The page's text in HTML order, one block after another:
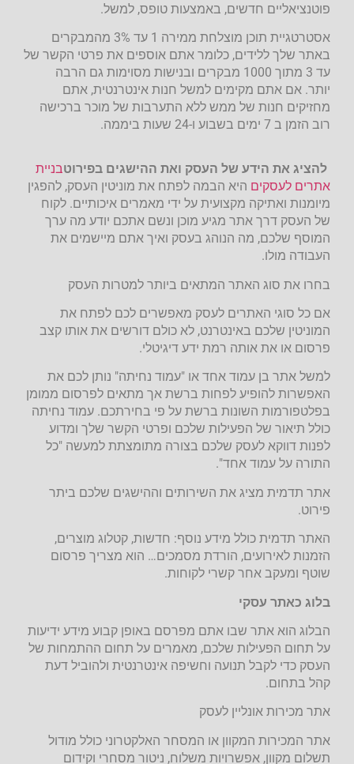
פוטנציאליים חדשים, באמצעות טופס, למשל.
אסטרטגיית תוכן מוצלחת ממירה 1 עד 3% מהמבקרים
באתר שלך ללידים, כלומר אתם אוספים את פרטי הקשר של
עד 3 מתוך 1000 מבקרים ובנישות מסוימות גם הרבה
יותר. אם אתם מקימים למשל חנות אינטרנטית, אתם
מחזיקים חנות של ממש ללא התערבות של מוכר ברכישה
רוב הזמן ב 7 ימים בשבוע ו-24 שעות ביממה.
להציג את הידע של העסק ואת ההישגים בפירוטבניית
אתרים לעסקיםהיא הבמה לפתח את מוניטין העסק, להפגין
מיומנות ואתיקה מקצועית על ידי מאמרים איכותיים. לקוח
של העסק דרך אתר מגיע מוכן ונשם אתכם יודע מה ערך
המוסף שלכם, מה הנוהג בעסק ואיך אתם מיישמים את
העבודה מולו.
בחרו את סוג האתר המתאים ביותר למטרות העסק
אם כל סוגי האתרים לעסק מאפשרים לכם לפתח את
המוניטין שלכם באינטרנט, לא כולם דורשים את אותו קצב
פרסום או את אותה רמת ידע דיגיטלי.
למשל אתר בן עמוד אחד או "עמוד נחיתה" נותן לכם את
האפשרות להופיע לפחות ברשת אך מתאים לפרסום ממומן
בפלטפורמות השונות ברשת על פי בחירתכם. עמוד נחיתה
כולל תיאור של הפעילות שלכם ופרטי הקשר שלך ומדוע
לפנות דווקא לעסק שלכם בצורה מתומצתת למעשה "כל
התורה על עמוד אחד".
אתר תדמית מציג את השירותים וההישגים שלכם ביתר
פירוט.
האתר תדמית כולל מידע נוסף: חדשות, קטלוג מוצרים,
הזמנות לאירועים, הורדת מסמכים… הוא מצריך פרסום
שוטף ומעקב אחר קשרי לקוחות.
בלוג כאתר עסקי
הבלוג הוא אתר שבו אתם מפרסם באופן קבוע מידע ידיעות
על תחום הפעילות שלכם, מאמרים על תחום ההתמחות של
העסק כדי לקבל תנועה וחשיפה אינטרנטית ולהוביל דעת
קהל בתחום.
אתר מכירות אונליין לעסק
אתר המכירות המקוון או המסחר האלקטרוני כולל מודול
תשלום מקוון, אפשרויות משלוח, ניטור מסחרי וקידום